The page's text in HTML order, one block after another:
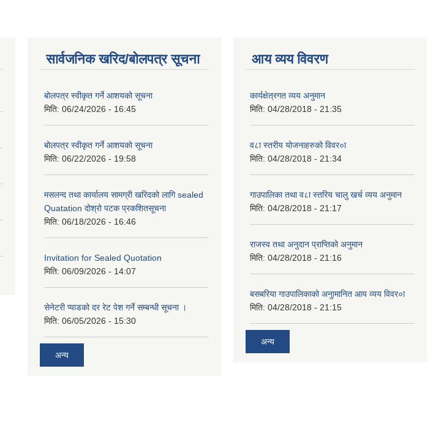
सार्वजनिक खरिद/बोलपत्र सूचना
बोलपत्र स्वीकृत गर्ने आशयको सूचना
मिति: 06/24/2026 - 16:45
बोलपत्र स्वीकृत गर्ने आशयको सूचना
मिति: 06/22/2026 - 19:58
मसलन्द तथा कार्यालय सामग्री खरिदको लागि sealed
Quatation दोश्रो पटक प्रकशितसूचना
मिति: 06/18/2026 - 16:46
Invitation for Sealed Quotation
मिति: 06/09/2026 - 14:07
सेनेटरी प्याडको दर रेट पेश गर्ने सम्बन्धी सूचना ।
मिति: 06/05/2026 - 15:30
अन्य
आय व्यय विवरण
कार्यक्षेत्रगत व्यय अनुमान
मिति: 04/28/2018 - 21:35
व८ा स्तरीय योजनाहरुको विवर०ा
मिति: 04/28/2018 - 21:34
गाउपालिका तथा व८ा स्तरिय चालु खर्च व्यय अनुमान
मिति: 04/28/2018 - 21:17
राजस्व तथा अनुदान प्राप्तिको अनुमान
मिति: 04/28/2018 - 21:16
बसबरिया गाउपालिकाको अनुामानित आय व्यय विवर०ा
मिति: 04/28/2018 - 21:15
अन्य